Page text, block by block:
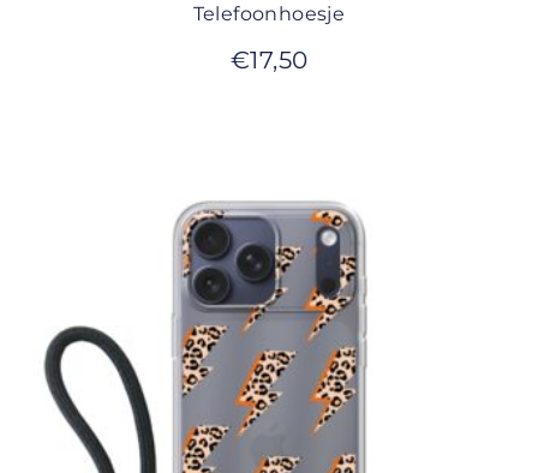
Telefoonhoesje
€17,50